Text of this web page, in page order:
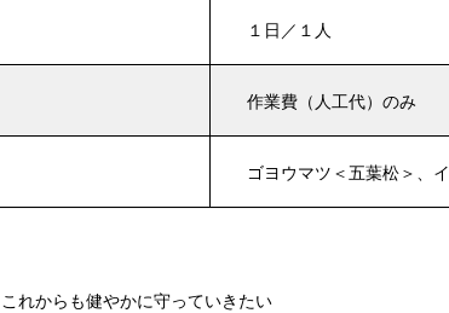
１日／１人
作業費（人工代）のみ
ゴヨウマツ＜五葉松＞、
れからも健やかに守っていきたい